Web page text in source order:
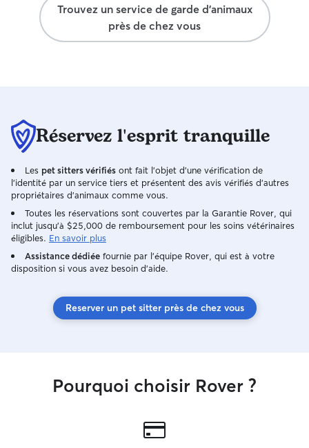
Trouvez un service de garde d'animaux
près de chez vous
Réservez l'esprit tranquille
Les pet sitters vérifiés ont fait l'objet d'une vérification de
l'identité par un service tiers et présentent des avis vérifiés d'autres
propriétaires d'animaux comme vous.
Toutes les réservations sont couvertes par la Garantie Rover, qui
inclut jusqu'à $25,000 de remboursement pour les soins vétérinaires
éligibles. En savoir plus
Assistance dédiée fournie par l'équipe Rover, qui est à votre
disposition si vous avez besoin d'aide.
Reserver un pet sitter près de chez vous
Pourquoi choisir Rover ?